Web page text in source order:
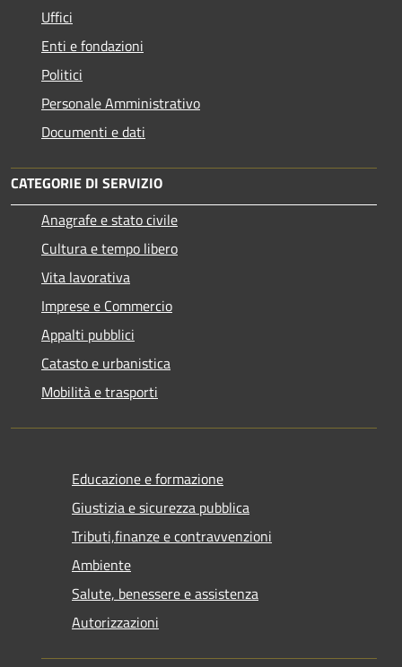
Uffici
Enti e fondazioni
Politici
Personale Amministrativo
Documenti e dati
CATEGORIE DI SERVIZIO
Anagrafe e stato civile
Cultura e tempo libero
Vita lavorativa
Imprese e Commercio
Appalti pubblici
Catasto e urbanistica
Mobilità e trasporti
Educazione e formazione
Giustizia e sicurezza pubblica
Tributi,finanze e contravvenzioni
Ambiente
Salute, benessere e assistenza
Autorizzazioni